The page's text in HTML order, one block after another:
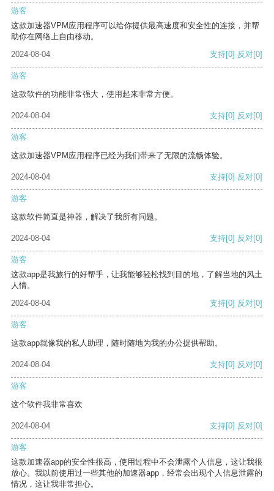
游客
这款加速器VPM应用程序可以给你提供最高速度和安全性的连接，并帮
助你在网络上自由移动。
2024-08-04
支持[0] 反对[0]
游客
这款软件的功能非常强大，使用起来非常方便。
2024-08-04 支持[0] 反对[0]
游客
这款加速器VPM应用程序已经为我们带来了无限的流畅体验。
2024-08-04 支持[0] 反对[0]
游客
这款软件简直是神器，解决了我所有问题。
2024-08-04 支持[0] 反对[0]
游客
这款app是我旅行的好帮手，让我能够轻松找到目的地，了解当地的风土
人情。
2024-08-04
支持[0] 反对[0]
游客
这款app就像我的私人助理，随时随地为我的办公提供帮助。
2024-08-04 支持[0] 反对[0]
游客
这个软件我非常喜欢
2024-08-04 支持[0] 反对[0]
游客
这款加速器app的安全性很高，使用过程中不会泄露个人信息，这让我很
放心。我以前使用过一些其他的加速器app，经常会出现个人信息泄露的
情况，这让我非常担心。